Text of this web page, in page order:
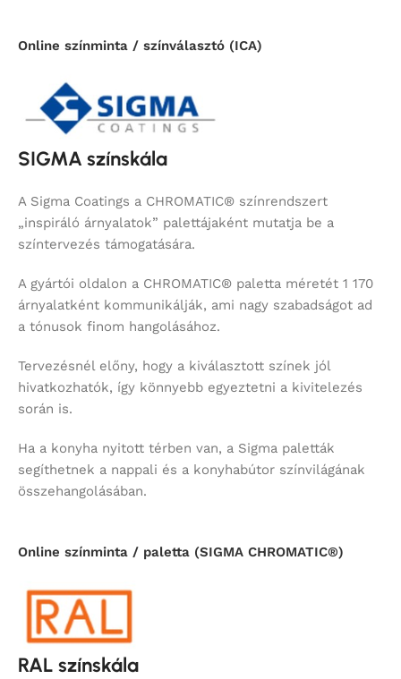
Online színminta / színválasztó (ICA)
SIGMA színskála
A Sigma Coatings a CHROMATIC® színrendszert
„inspiráló árnyalatok” palettájaként mutatja be a
színtervezés támogatására.
A gyártói oldalon a CHROMATIC® paletta méretét 1 170
árnyalatként kommunikálják, ami nagy szabadságot ad
a tónusok finom hangolásához.
Tervezésnél előny, hogy a kiválasztott színek jól
hivatkozhatók, így könnyebb egyeztetni a kivitelezés
során is.
Ha a konyha nyitott térben van, a Sigma paletták
segíthetnek a nappali és a konyhabútor színvilágának
összehangolásában.
Online színminta / paletta (SIGMA CHROMATIC®)
RAL színskála